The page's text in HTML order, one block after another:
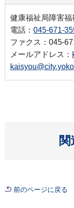
健康福祉局障害
電話： 045-671-
ファクス：045-
メールアドレス：
前のページに戻る